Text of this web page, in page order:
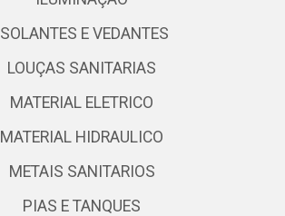
ISOLANTES E VEDANTES
LOUÇAS SANITARIAS
MATERIAL ELETRICO
MATERIAL HIDRAULICO
METAIS SANITARIOS
PIAS E TANQUES